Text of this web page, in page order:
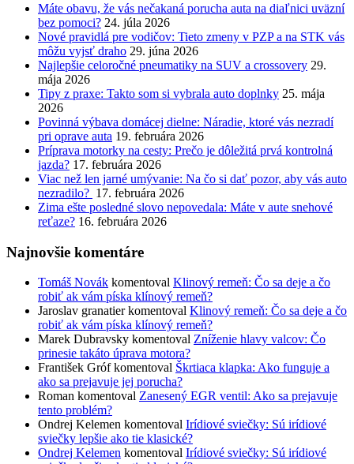
Máte obavu, že vás nečakaná porucha auta na diaľnici uväzní
bez pomoci? 24. júla 2026
Nové pravidlá pre vodičov: Tieto zmeny v PZP a na STK vás
môžu vyjsť draho 29. júna 2026
Najlepšie celoročné pneumatiky na SUV a crossovery 29.
mája 2026
Tipy z praxe: Takto som si vybrala auto doplnky 25. mája
2026
Povinná výbava domácej dielne: Náradie, ktoré vás nezradí
pri oprave auta 19. februára 2026
Príprava motorky na cesty: Prečo je dôležitá prvá kontrolná
jazda? 17. februára 2026
Viac než len jarné umývanie: Na čo si dať pozor, aby vás auto
nezradilo? 17. februára 2026
Zima ešte posledné slovo nepovedala: Máte v aute snehové
reťaze? 16. februára 2026
Najnovšie komentáre
Tomáš Novák komentoval Klinový remeň: Čo sa deje a čo
robiť ak vám píska klínový remeň?
Jaroslav granatierkomentoval Klinový remeň: Čo sa deje a čo
robiť ak vám píska klínový remeň?
Marek Dubravsky komentoval Zníženie hlavy valcov: Čo
prinesie takáto úprava motora?
František Grófkomentoval Škrtiaca klapka: Ako funguje a
ako sa prejavuje jej porucha?
Roman komentoval Zanesený EGR ventil: Ako sa prejavuje
tento problém?
Ondrej Kelemen komentoval Irídiové sviečky: Sú irídiové
sviečky lepšie ako tie klasické?
Ondrej Kelemen komentoval Irídiové sviečky: Sú irídiové